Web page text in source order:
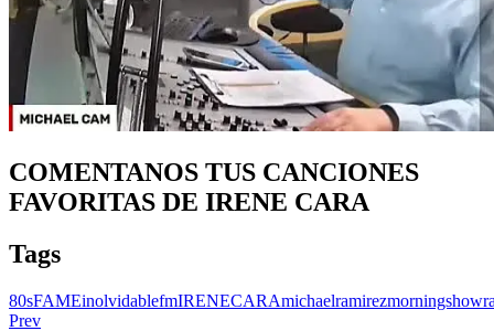
COMENTANOS TUS CANCIONES
FAVORITAS DE IRENE CARA
Tags
80sFAMEinolvidablefmIRENECARAmichaelramirezmorningshow
Prev